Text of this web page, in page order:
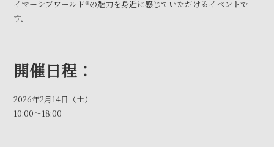
イマーシブワールド®の魅力を身近に感じていただけるイベントで
す。
開催日程：
2026年2月14日（土）
10:00～18:00